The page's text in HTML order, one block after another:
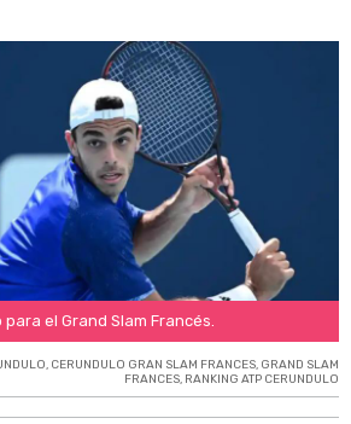
el Grand Slam Francés.
, CERUNDULO GRAN SLAM FRANCES, GRAND SLAM
FRANCES, RANKING ATP CERUNDULO